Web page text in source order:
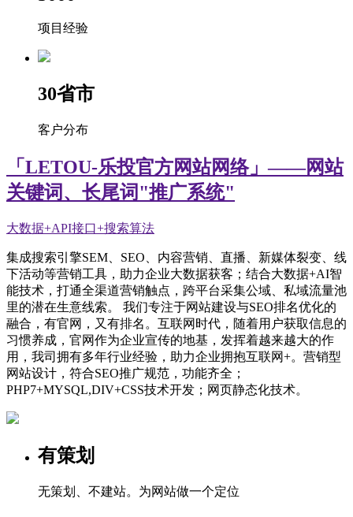
项目经验
30省市
客户分布
「LETOU-乐投官方网站网络」——网站
关键词、长尾词"推广系统"
大数据+API接口+搜索算法
集成搜索引擎SEM、SEO、内容营销、直播、新媒体裂变、线
下活动等营销工具，助力企业大数据获客；结合大数据+AI智
能技术，打通全渠道营销触点，跨平台采集公域、私域流量池
里的潜在生意线索。 我们专注于网站建设与SEO排名优化的
融合，有官网，又有排名。互联网时代，随着用户获取信息的
习惯养成，官网作为企业宣传的地基，发挥着越来越大的作
用，我司拥有多年行业经验，助力企业拥抱互联网+。营销型
网站设计，符合SEO推广规范，功能齐全；
PHP7+MYSQL,DIV+CSS技术开发；网页静态化技术。
有策划
无策划、不建站。为网站做一个定位